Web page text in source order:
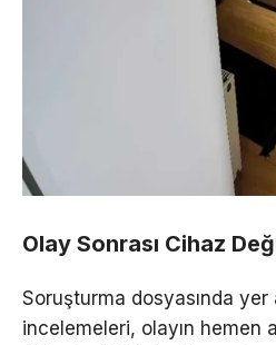
Olay Sonrası Cihaz
Soruşturma dosyasında
incelemeleri, olayın hemen